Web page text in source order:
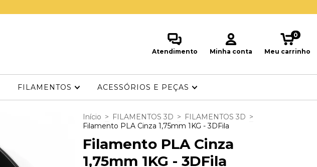
Atendimento Minha conta Meu carrinho
0
FILAMENTOS ACESSÓRIOS E PEÇAS
Início > FILAMENTOS 3D > FILAMENTOS 3D >
Filamento PLA Cinza 1,75mm 1KG - 3DFila
Filamento PLA Cinza
1,75mm 1KG - 3DFila